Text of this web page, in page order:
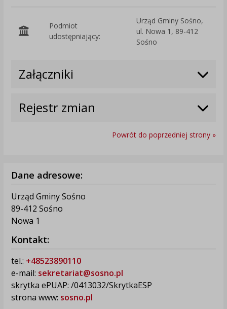
Podmiot
udostępniający:
Urząd Gminy Sośno,
ul. Nowa 1, 89-412
Sośno
Załączniki
Rejestr zmian
Powrót do poprzedniej strony »
Dane adresowe:
Urząd Gminy Sośno
89-412 Sośno
Nowa 1
Kontakt:
tel.: +48523890110
e-mail: sekretariat@sosno.pl
skrytka ePUAP: /0413032/SkrytkaESP
strona www: sosno.pl